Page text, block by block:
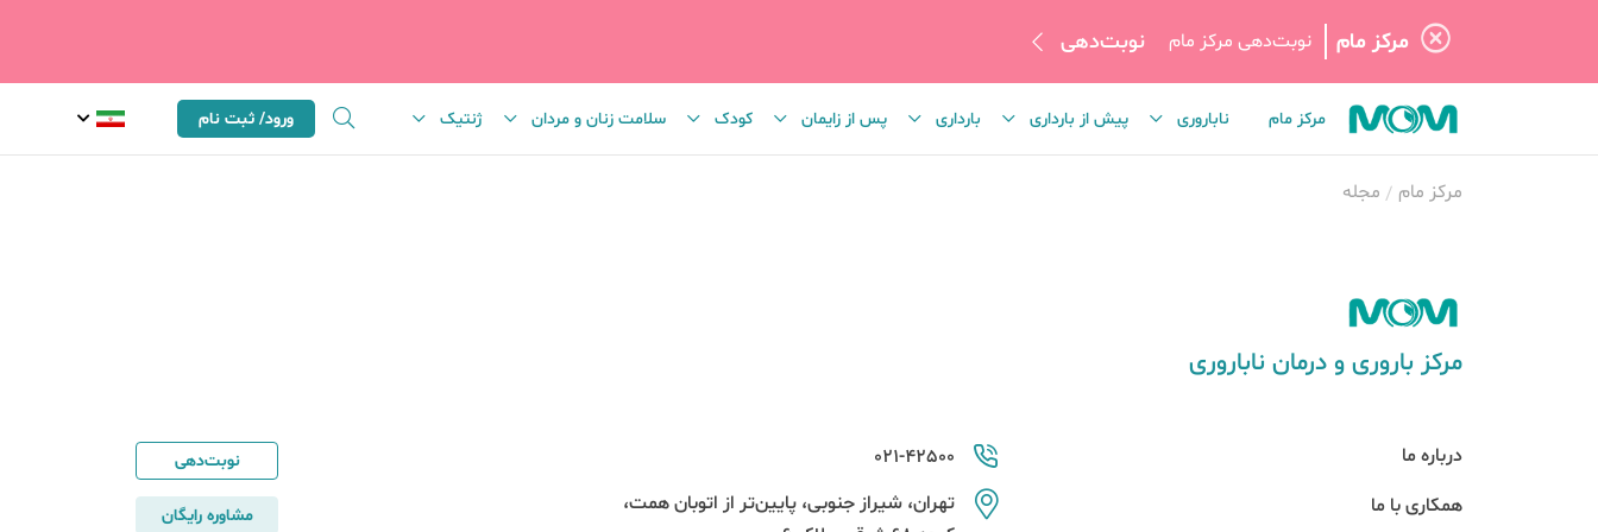
مرکز مام نوبت‌دهی مرکز مام نوبت‌دهی
مرکز مام ناباروری پیش از بارداری بارداری پس از زایمان کودک سلامت زنان و مردان ژنتیک ورود/ ثبت نام
مرکز مام مجله
مرکز باروری و درمان ناباروری
درباره ما
همکاری با ما
021-42500
تهران، شیراز جنوبی، پایین‌تر از اتوبان همت،
نوبت‌دهی
مشاوره رایگان